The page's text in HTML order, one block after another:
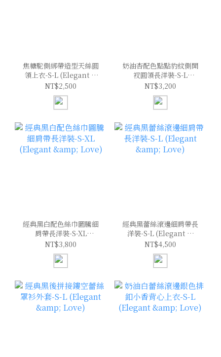
焦糖駝側綁帶造型天絲圓
領上衣-S-L (Elegant &
Love)
NT$2,500
奶油杏配色點點豹紋側開
衩圓領長洋裝-S-L
(Elegant & Love)
NT$3,200
經典黑白配色絲巾圖騰細
肩帶長洋裝-S-XL
(Elegant & Love)
NT$3,800
經典黑蕾絲滾邊細肩帶長
洋裝-S-L (Elegant &
Love)
NT$4,500